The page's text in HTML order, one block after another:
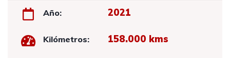
Año: 2021
Kilómetros: 158.000 kms